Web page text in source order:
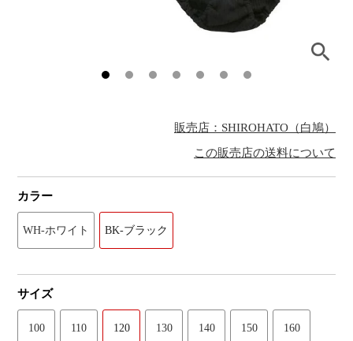
販売店：SHIROHATO（白鳩）
この販売店の送料について
カラー
WH-ホワイト BK-ブラック
サイズ
100 110 120 130 140 150 160